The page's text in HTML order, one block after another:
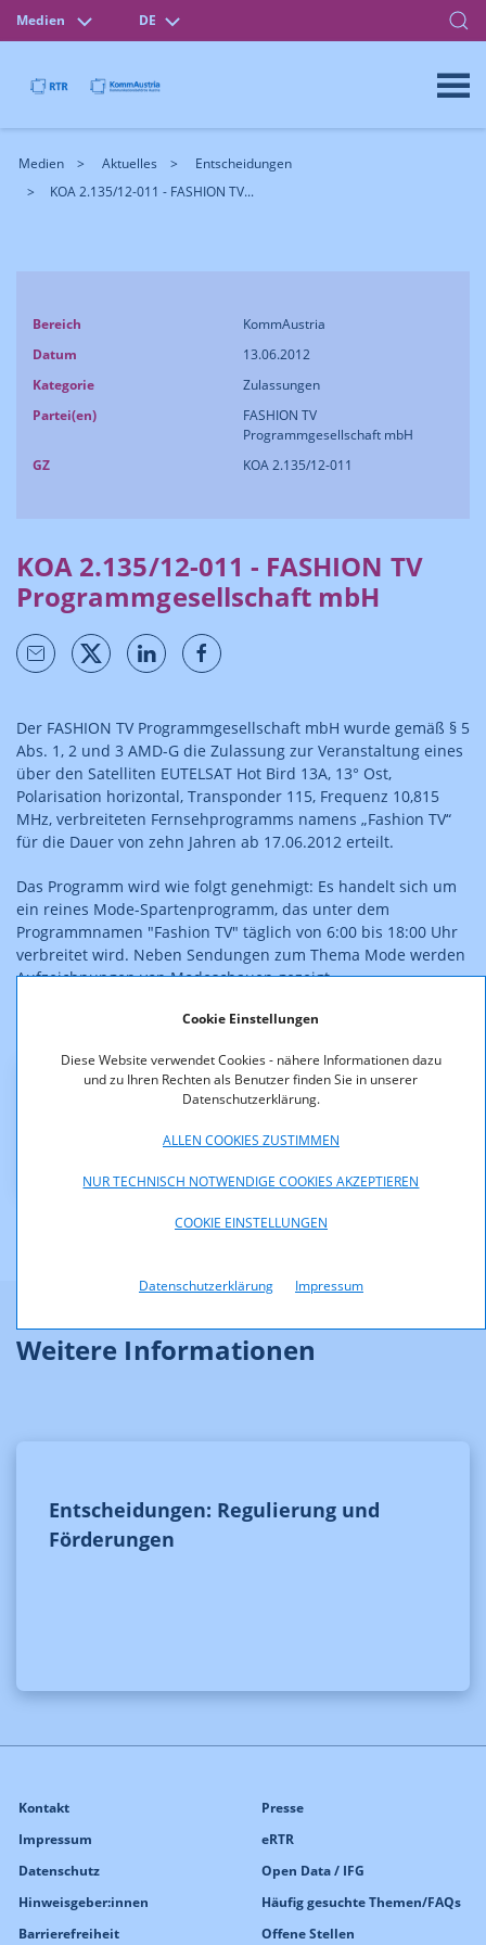
Cookie Einstellungen
Diese Website verwendet Cookies - nähere Informationen dazu
und zu Ihren Rechten als Benutzer finden Sie in unserer
Datenschutzerklärung.
ALLEN COOKIES ZUSTIMMEN
NUR TECHNISCH NOTWENDIGE COOKIES AKZEPTIEREN
COOKIE EINSTELLUNGEN
Datenschutzerklärung Impressum
Medien DE
Medien Aktuelles
Entscheidungen
KOA 2.135/12-011 - FASHION TV...
Bereich
KommAustria
Datum
13.06.2012
Kategorie
Zulassungen
Partei(en)
FASHION TV
Programmgesellschaft mbH
GZ
KOA 2.135/12-011
KOA 2.135/12-011 - FASHION TV
Programmgesellschaft mbH
Der FASHION TV Programmgesellschaft mbH wurde gemäß § 5
Abs. 1, 2 und 3 AMD-G die Zulassung zur Veranstaltung eines
über den Satelliten EUTELSAT Hot Bird 13A, 13° Ost,
Polarisation horizontal, Transponder 115, Frequenz 10,815
MHz, verbreiteten Fernsehprogramms namens „Fashion TV“
für die Dauer von zehn Jahren ab 17.06.2012 erteilt.
Das Programm wird wie folgt genehmigt: Es handelt sich um
ein reines Mode-Spartenprogramm, das unter dem
Programmnamen "Fashion TV" täglich von 6:00 bis 18:00 Uhr
verbreitet wird. Neben Sendungen zum Thema Mode werden
Aufzeichnungen von Modeschauen gezeigt.
Die Entscheidung ist rechtskräftig.
KOA_2.135-12-011.pdf (pdf, 66,9 KB)
Weitere Informationen
Entscheidungen: Regulierung und
Förderungen
Kontakt
Impressum
Datenschutz
Hinweisgeber:innen
Barrierefreiheit
Presse
eRTR
Open Data / IFG
Häufig gesuchte Themen/FAQs
Offene Stellen